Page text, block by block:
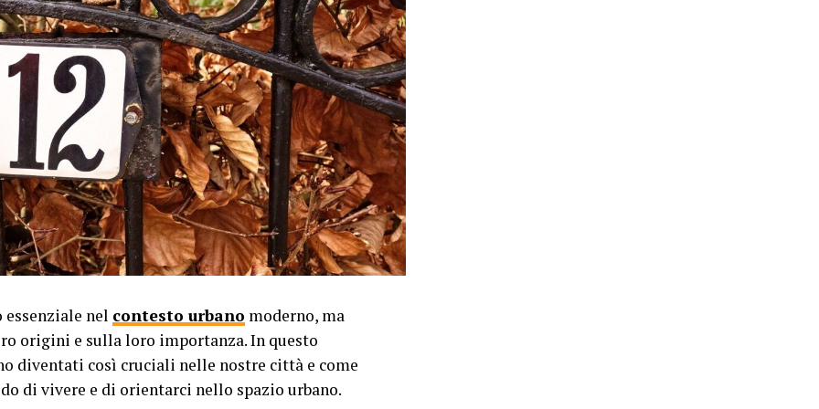
nervoso, riducendo i livelli di stress e
agli impiegati un ambiente di lavoro tranquillo
e positivo.
Durante le riunioni o le conversazioni di
di ascoltare attentamente e di
Questo promuove una comunicazione
tra i colleghi.
aumentare significativamente la produttività
impiegati possono concentrarsi meglio sulle
brevi e con una maggiore precisione.
nel contesto urbano moderno, ma
origini e sulla loro importanza. In questo
diventati così cruciali nelle nostre città e come
di vivere e di orientarci nello spazio urbano.